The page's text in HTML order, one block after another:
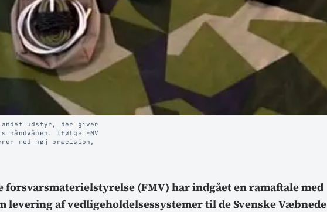
udstyr, der giver
Ifølge FMV
med høj præcision,
forsvarsmaterielstyrelsе (FMV) har indgået en ramaftale med
levering af vedligeholdelsessystemer til de Svenske Væbnede